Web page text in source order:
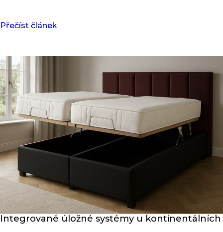
Přečíst článek
Integrované úložné systémy u kontinentálních